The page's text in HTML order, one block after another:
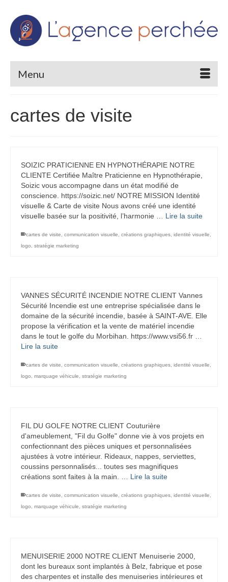
Menu
cartes de visite
SOIZIC PRATICIENNE EN HYPNOTHÉRAPIE NOTRE
CLIENTE Certifiée Maître Praticienne en Hypnothérapie,
Soizic vous accompagne dans un état modifié de
conscience. https://soizic.net/ NOTRE MISSION Identité
visuelle & Carte de visite Nous avons créé une identité
visuelle basée sur la positivité, l’harmonie … Lire la suite
cartes de visite communication visuelle créations graphiques identité visuelle
logo
stratégie marketing
VANNES SÉCURITÉ INCENDIE NOTRE CLIENT Vannes
Sécurité Incendie est une entreprise spécialisée dans le
domaine de la sécurité incendie, basée à SAINT-AVE. Elle
propose la vérification et la vente de matériel incendie
dans le tout le golfe du Morbihan. https://www.vsi56.fr …
Lire la suite
cartes de visite communication visuelle créations graphiques identité visuelle
logo
marquage véhicule stratégie marketing
FIL DU GOLFE NOTRE CLIENT Couturière
d'ameublement, "Fil du Golfe" donne vie à vos projets en
confectionnant des pièces uniques et personnalisées
ajustées à votre intérieur. Rideaux, nappes, serviettes,
coussins personnalisés... toutes ses magnifiques
créations sont faites à la main. … Lire la suite
cartes de visite communication visuelle créations graphiques identité visuelle
logo
marquage véhicule stratégie marketing
MENUISERIE 2000 NOTRE CLIENT Menuiserie 2000,
dont les bureaux sont implantés à Belz, fabrique et pose
des charpentes et installe des menuiseries intérieures et